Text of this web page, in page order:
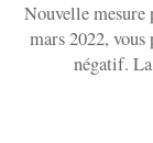
Nouvelle mesure
mars 2022,
négatif. La